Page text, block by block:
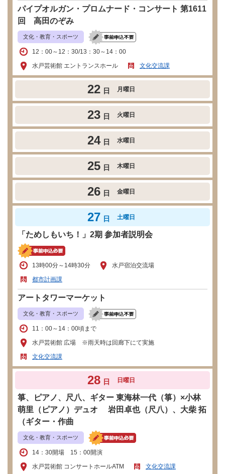
パイプオルガン・プロムナード・コンサート 第1611
回 高田のぞみ
文化・教育・スポーツ
12：00～12：30/13：30～14：00
水戸芸術館 エントランスホール
文化交流課
22 日 月曜日
23 日 火曜日
24 日 水曜日
25 日 木曜日
26 日 金曜日
27 日 土曜日
「ためしもいち！」2期 参加者説明会
13時00分～14時30分
水戸宿泊交流場
都市計画課
アートタワーマーケット
文化・教育・スポーツ
11：00～14：00頃まで
水戸芸術館 広場 ※雨天時は回廊下にて実施
文化交流課
28 日 日曜日
箏、ピアノ、尺八、ギター 東海林一代（箏）×小林
萌里（ピアノ）デュオ 岩田卓也（尺八）、大柴 拓
（ギター・作曲
文化・教育・スポーツ
14：30開場 15：00開演
水戸芸術館 コンサートホールATM
文化交流課